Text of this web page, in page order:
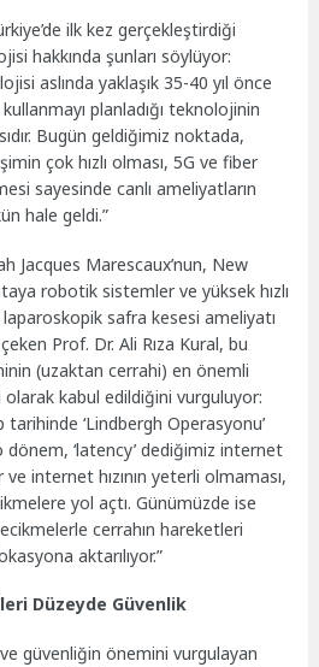
ilk kez gerçekleştirdiği
hakkında şunları söylüyor:
aslında yaklaşık 35-40 yıl önce
kullanmayı planladığı teknolojinin
Bugün geldiğimiz noktada,
çok hızlı olması, 5G ve fiber
sayesinde canlı ameliyatların
hale geldi.”
Jacques Marescaux’nun, New
robotik sistemler ve yüksek hızlı
laparoskopik safra kesesi ameliyatı
Prof. Dr. Ali Rıza Kural, bu
(uzaktan cerrahi) en önemli
kabul edildiğini vurguluyor:
‘Lindbergh Operasyonu’
dönem, ‘latency’ dediğimiz internet
internet hızının yeterli olmaması,
yol açtı. Günümüzde ise
cerrahın hareketleri
aktarılıyor.”
Düzeyde Güvenlik
güvenliğin önemini vurgulayan